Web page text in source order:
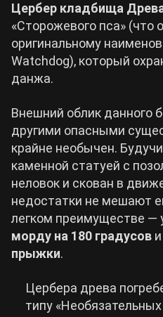
Цербер кладбища
«Сторожевого пса» (что
оригинальному
Watchdog), который
данжа.
Внешний облик данного
другими опасными
крайне необычен.
каменной статуей с
неловок и скован в
недостатки не мешают
легком преимуществе —
морду на 180 градусов
прыжки.
Цербера древа
типу